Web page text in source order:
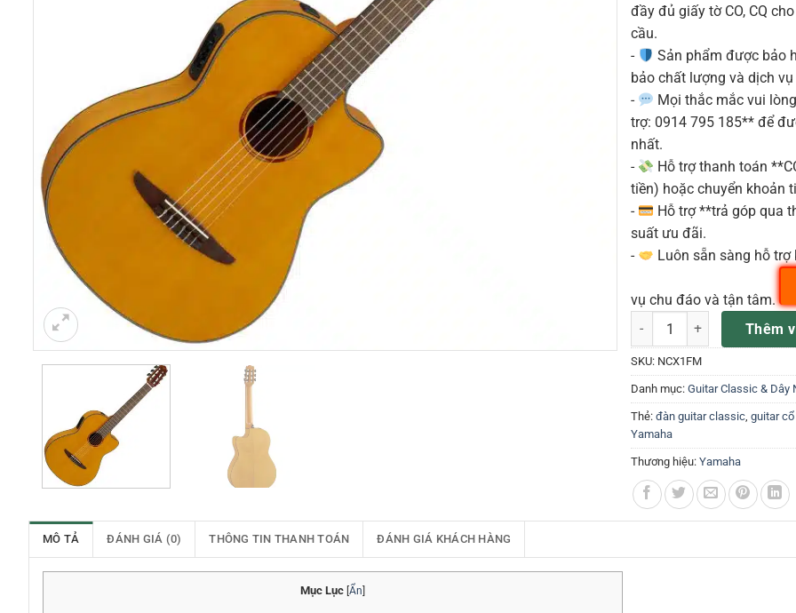
đầy đủ giấy tờ CO, CQ
cầu.
-
Sản phẩm được bảo
bảo chất lượng và dịch
-
Mọi thắc mắc vui
trợ: 0914 795 185** để
nhất.
-
Hỗ trợ thanh toán
tiền) hoặc chuyển khoản
-
Hỗ trợ **trả góp qua
suất ưu đãi.
-
Luôn sẵn sàng hỗ
vụ chu đáo và tận tâm.
Đàn Guitar Classic Yamaha
Thêm
SKU: NCX1FM
Danh mục: Guitar Classic & Dây
Thẻ: đàn guitar classic, guitar
Yamaha
Thương hiệu: Yamaha
MÔ TẢ ĐÁNH GIÁ (0) THÔNG TIN THANH TOÁN ĐÁNH GIÁ KHÁCH HÀNG
Mục Lục Ẩn